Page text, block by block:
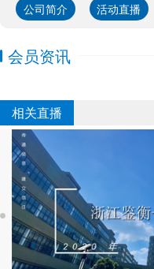
公司简介 活动直播
会员资讯
相关直播